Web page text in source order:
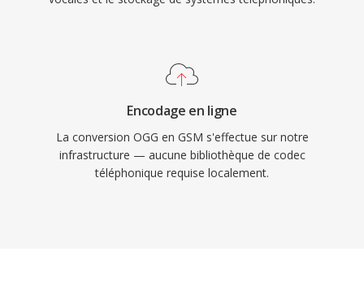
Encodage en ligne
La conversion OGG en GSM s'effectue sur notre
infrastructure — aucune bibliothèque de codec
téléphonique requise localement.